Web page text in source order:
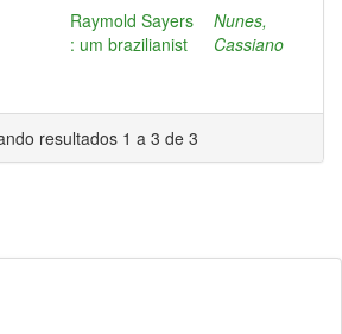
Raymold Sayers
: um brazilianist
Nunes,
Cassiano
resultados 1 a 3 de 3